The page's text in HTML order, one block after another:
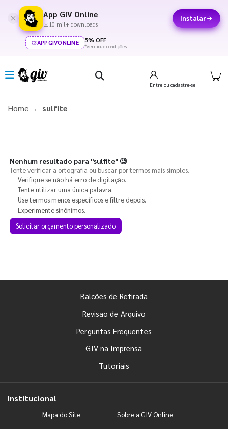
App GIV Online
10 mil+ downloads
Instalar
APPGIVONLINE 5% OFF
*verifique condições
Entre ou cadastre-se
Home sulfite
Nenhum resultado para "sulfite"🧐
Tente verificar a ortografia ou buscar por termos mais simples.
Verifique se não há erro de digitação.
Tente utilizar uma única palavra.
Use termos menos específicos e filtre depois.
Experimente sinônimos.
Solicitar orçamento personalizado
Balcões de Retirada
Revisão de Arquivo
Perguntas Frequentes
GIV na Imprensa
Tutoriais
Institucional
Mapa do Site Sobre a GIV Online